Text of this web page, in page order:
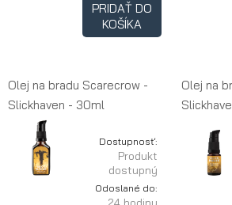
PRIDAŤ DO
KOŠÍKA
Olej na bradu Scarecrow -
Slickhaven - 30ml
Dostupnosť:
Produkt
dostupný
Odoslané do:
Olej na